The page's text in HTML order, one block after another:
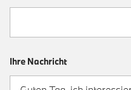
Ihre Nachricht